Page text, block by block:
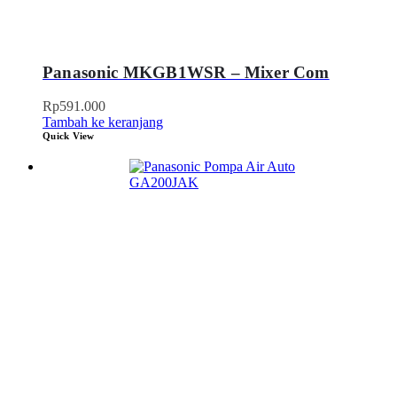
Panasonic MKGB1WSR – Mixer Com
Rp591.000
Tambah ke keranjang
Quick View